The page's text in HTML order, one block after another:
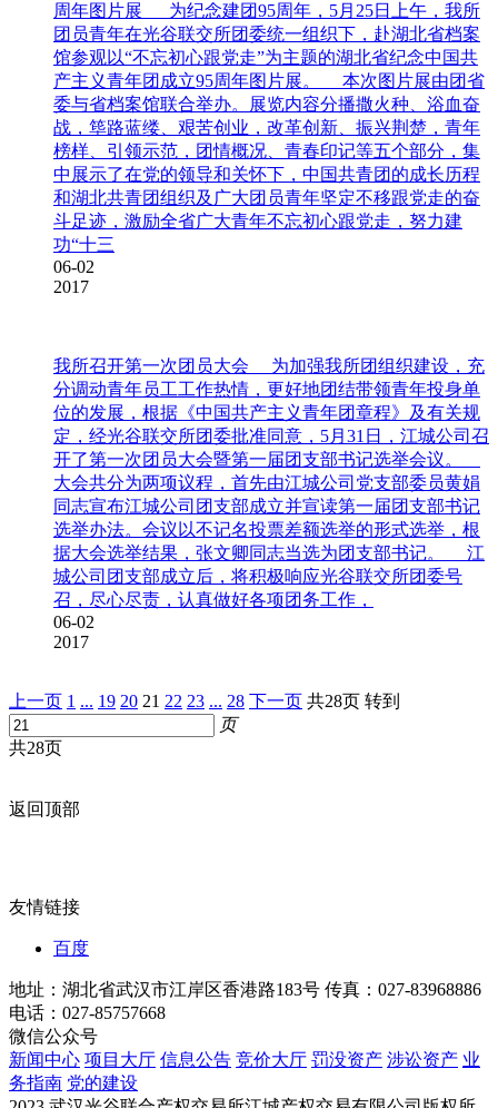
周年图片展
为纪念建团95周年，5月25日上午，我所
团员青年在光谷联交所团委统一组织下，赴湖北省档案
馆参观以“不忘初心跟党走”为主题的湖北省纪念中国共
产主义青年团成立95周年图片展。 本次图片展由团省
委与省档案馆联合举办。展览内容分播撒火种、浴血奋
战，筚路蓝缕、艰苦创业，改革创新、振兴荆楚，青年
榜样、引领示范，团情概况、青春印记等五个部分，集
中展示了在党的领导和关怀下，中国共青团的成长历程
和湖北共青团组织及广大团员青年坚定不移跟党走的奋
斗足迹，激励全省广大青年不忘初心跟党走，努力建
功“十三
06-02
2017
我所召开第一次团员大会
为加强我所团组织建设，充
分调动青年员工工作热情，更好地团结带领青年投身单
位的发展，根据《中国共产主义青年团章程》及有关规
定，经光谷联交所团委批准同意，5月31日，江城公司召
开了第一次团员大会暨第一届团支部书记选举会议。
大会共分为两项议程，首先由江城公司党支部委员黄娟
同志宣布江城公司团支部成立并宣读第一届团支部书记
选举办法。会议以不记名投票差额选举的形式选举，根
据大会选举结果，张文卿同志当选为团支部书记。 江
城公司团支部成立后，将积极响应光谷联交所团委号
召，尽心尽责，认真做好各项团务工作，
06-02
2017
上一页 1 ... 19 20 21 22 23 ... 28 下一页 共28页 转到
页
共28页
返回顶部
友情链接
百度
地址：湖北省武汉市江岸区香港路183号 传真：027-83968886
电话：027-85757668
微信公众号
新闻中心 项目大厅 信息公告 竞价大厅 罚没资产 涉讼资产 业
务指南 党的建设